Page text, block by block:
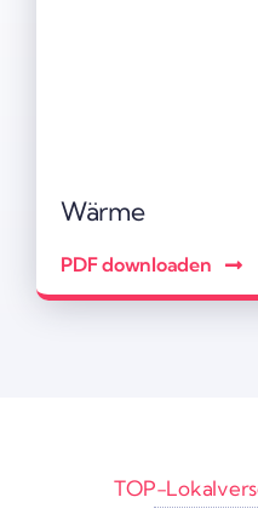
Wärme
PDF down­loaden
TOP-